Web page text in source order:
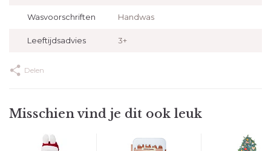
Wasvoorschriften Handwas
Leeftijdsadvies 3+
Delen
Misschien vind je dit ook leuk